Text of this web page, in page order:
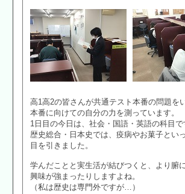
高1高2の皆さんが共通テスト本番の問題を
本番に向けての自分の力を測っています。
1日目の今日は、社会・国語・英語の科目で
歴史総合・日本史では、疫病やお菓子とい
目を引きました。
学んだことと実生活が結びつくと、より腑
興味が強まったりしますよね。
（私は歴史は専門外ですが…）